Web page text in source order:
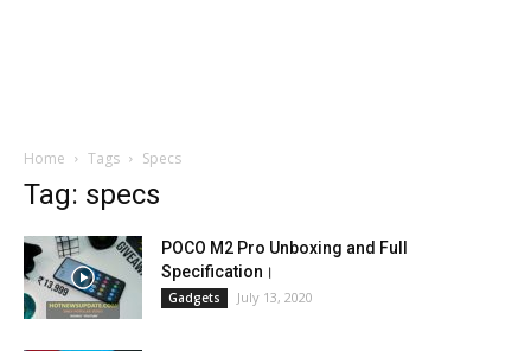
Home Tags Specs
Tag: specs
POCO M2 Pro Unboxing and Full
Specification।
Gadgets July 13, 2020